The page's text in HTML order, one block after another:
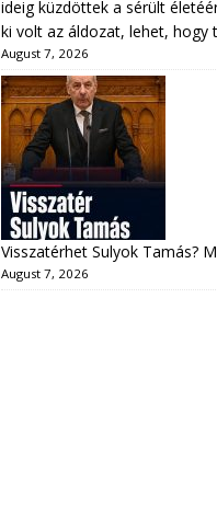
ideig küzdöttek a sérült
ki volt az áldozat, lehet, hogy
August 7, 2026
Visszatérhet Sulyok Tamás?
August 7, 2026